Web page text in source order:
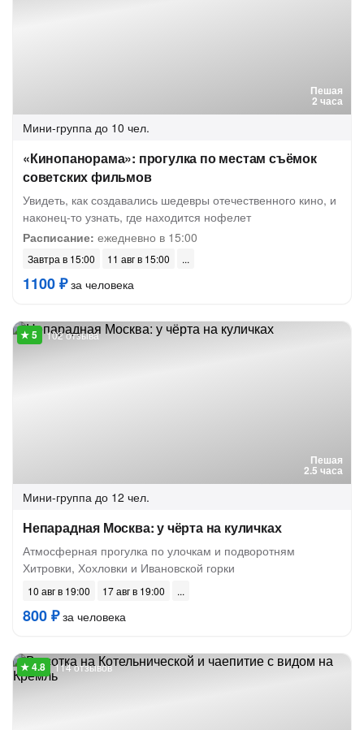
Пешая
2 часа
Мини-группа до 10 чел.
«Кинопанорама»: прогулка по местам съёмок
советских фильмов
Увидеть, как создавались шедевры отечественного кино, и
наконец-то узнать, где находится нофелет
Расписание: ежедневно в 15:00
Завтра в 15:00 11 авг в 15:00
1100 ₽за человека
Пешая
2.5 часа
102 отзыва
Мини-группа до 12 чел.
Непарадная Москва: у чёрта на куличках
Атмосферная прогулка по улочкам и подворотням
Хитровки, Хохловки и Ивановской горки
10 авг в 19:00 17 авг в 19:00
800 ₽за человека
114 отзывов